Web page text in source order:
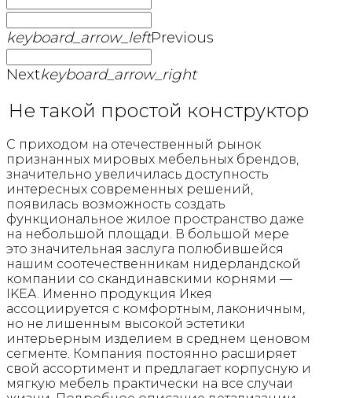
keyboard_arrow_leftPrevious
Nextkeyboard_arrow_right
Не такой простой конструктор
С приходом на отечественный рынок
признанных мировых мебельных брендов,
значительно увеличилась доступность
интересных современных решений,
появилась возможность создать
функциональное жилое пространство даже
на небольшой площади. В большой мере
это значительная заслуга полюбившейся
нашим соотечественникам нидерландской
компании со скандинавскими корнями —
IKEA. Именно продукция Икея
ассоциируется с комфортным, лаконичным,
но не лишенным высокой эстетики
интерьерным изделием в среднем ценовом
сегменте. Компания постоянно расширяет
свой ассортимент и предлагает корпусную и
мягкую мебель практически на все случаи